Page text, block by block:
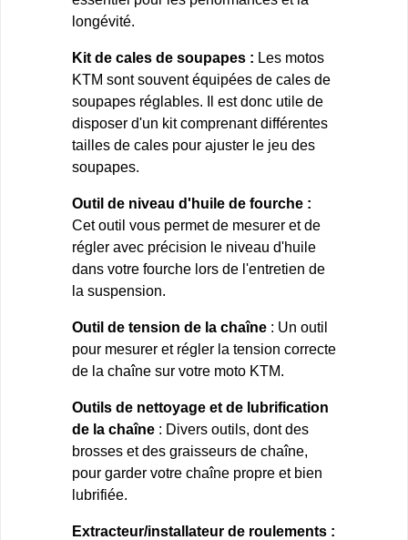
longévité.
Kit de cales de soupapes : Les motos
KTM sont souvent équipées de cales de
soupapes réglables. Il est donc utile de
disposer d'un kit comprenant différentes
tailles de cales pour ajuster le jeu des
soupapes.
Outil de niveau d'huile de fourche :
Cet outil vous permet de mesurer et de
régler avec précision le niveau d'huile
dans votre fourche lors de l'entretien de
la suspension.
Outil de tension de la chaîne : Un outil
pour mesurer et régler la tension correcte
de la chaîne sur votre moto KTM.
Outils de nettoyage et de lubrification
de la chaîne : Divers outils, dont des
brosses et des graisseurs de chaîne,
pour garder votre chaîne propre et bien
lubrifiée.
Extracteur/installateur de roulements :